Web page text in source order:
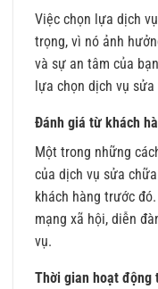
Việc chọn lựa dịch
trọng, vì nó ảnh
và sự an tâm của
lựa chọn dịch vụ
Đánh giá từ khách
Một trong những
của dịch vụ sửa
khách hàng trước
mạng xã hội, diễn
vụ.
Thời gian hoạt động